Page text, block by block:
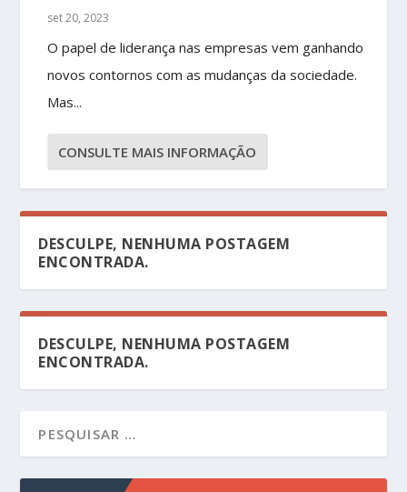
set 20, 2023
O papel de liderança nas empresas vem ganhando
novos contornos com as mudanças da sociedade.
Mas...
CONSULTE MAIS INFORMAÇÃO
DESCULPE, NENHUMA POSTAGEM
ENCONTRADA.
DESCULPE, NENHUMA POSTAGEM
ENCONTRADA.